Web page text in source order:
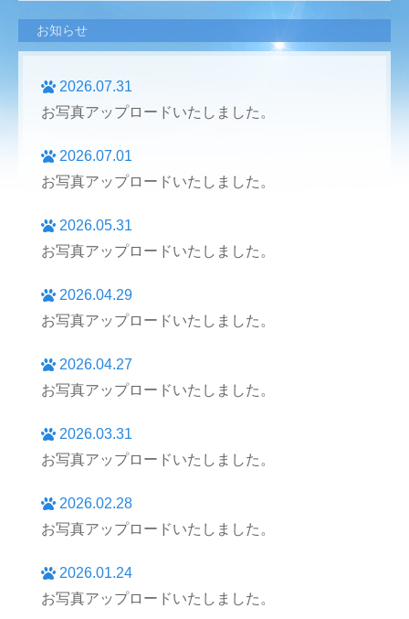
お知らせ
2026.07.31
お写真アップロードいたしました。
2026.07.01
お写真アップロードいたしました。
2026.05.31
お写真アップロードいたしました。
2026.04.29
お写真アップロードいたしました。
2026.04.27
お写真アップロードいたしました。
2026.03.31
お写真アップロードいたしました。
2026.02.28
お写真アップロードいたしました。
2026.01.24
お写真アップロードいたしました。